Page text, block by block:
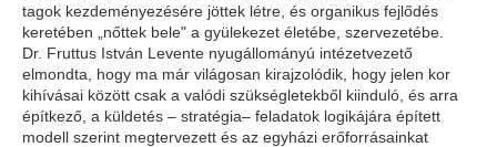
tagok kezdeményezésére jöttek létre, és organikus fejlődés
keretében „nőttek bele" a gyülekezet életébe, szervezetébe.
Dr. Fruttus István Levente nyugállományú intézetvezető
elmondta, hogy ma már világosan kirajzolódik, hogy jelen kor
kihívásai között csak a valódi szükségletekből kiinduló, és arra
építkező, a küldetés – stratégia– feladatok logikájára épített
modell szerint megtervezett és az egyházi erőforrásainkat